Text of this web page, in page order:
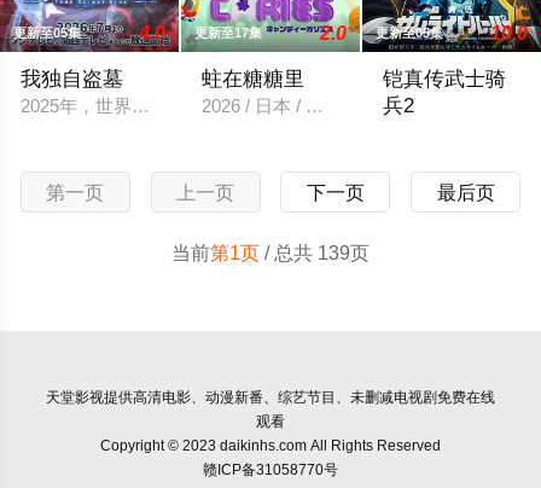
更新至05集 4.0
我独自盗墓
2025年，世界各处惊现古墓，获得墓中“宝物”之人便能获得先
更新至17集 2.0
蛀在糖糖里
2026 / 日本 / 内详
更新至05集 10.0
铠真传武士骑
兵2
第一页 上一页 下一页 最后页
当前第1页 / 总共 139页
天堂影视提供高清电影、动漫新番、综艺节目、未删减电视剧免费在线
观看
Copyright © 2023 daikinhs.com All Rights Reserved
赣ICP备31058770号